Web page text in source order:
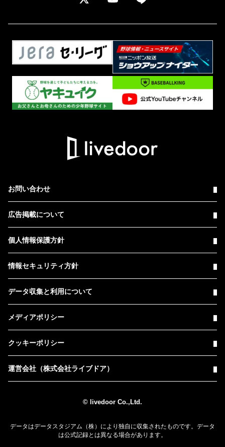
お問い合わせ
広告掲載について
個人情報保護方針
情報セキュリティ方針
データ収集と利用について
メディアポリシー
クッキーポリシー
運営会社（株式会社ライブドア）
© livedoor Co.,Ltd.
データはデータスタジアム（株）により独自に収集されたものです。データ
は公式記録とは異なる場合があります。